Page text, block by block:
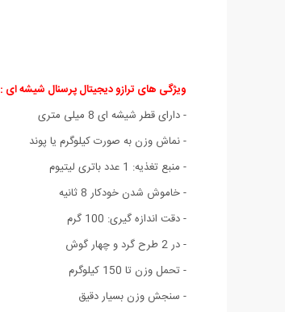
ویژگی های ترازو دیجیتال پرسنال شیشه ای :
- دارای قطر شیشه ای 8 میلی متری
- نماش وزن به صورت کیلوگرم یا پوند
- منبع تغذیه: 1 عدد باتری لیتیوم
- خاموش شدن خودکار 8 ثانیه
- دقت اندازه گیری: 100 گرم
- در 2 طرح گرد و چهار گوش
- تحمل وزن تا 150 کیلوگرم
- سنجش وزن بسیار دقیق